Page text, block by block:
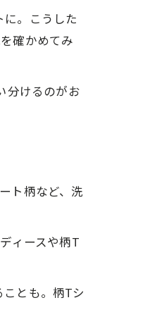
。こうした
確かめてみ
分けるのがお
ト柄など、洗
ィースや柄T
とも。柄Tシ